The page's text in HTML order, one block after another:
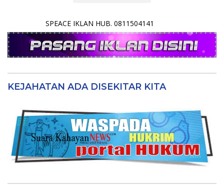
SPEACE IKLAN HUB. 0811504141
KEJAHATAN ADA DISEKITAR KITA